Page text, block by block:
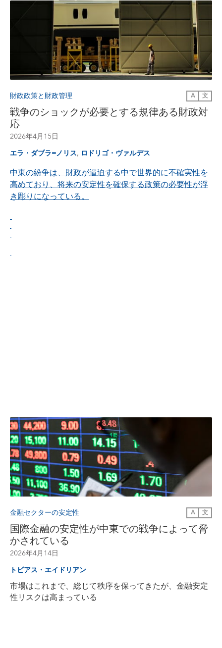
財政政策と財政管理 A 文
戦争のショックが必要とする規律ある財政対
応
2026年4月15日
エラ・ダブラ=ノリス, ロドリゴ・ヴァルデス
中東の紛争は、財政が逼迫する中で世界的に不確実性を
高めており、将来の安定性を確保する政策の必要性が浮
き彫りになっている。
金融セクターの安定性 A 文
国際金融の安定性が中東での戦争によって脅
かされている
2026年4月14日
トビアス・エイドリアン
市場はこれまで、総じて秩序を保ってきたが、金融安定
性リスクは高まっている